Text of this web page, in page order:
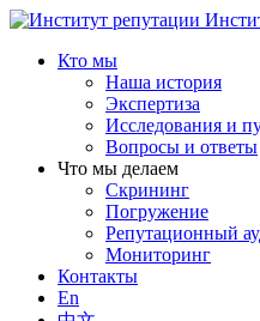
Кто мы
Наша история
Экспертиза
Исследования и
Вопросы и ответы
Что мы делаем
Скрининг
Погружение
Репутационный
Мониторинг
Контакты
En